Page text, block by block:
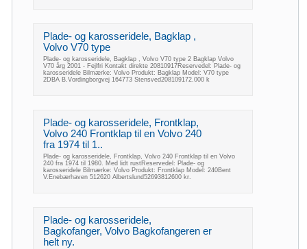
Plade- og karosseridele, Bagklap ,
Volvo V70 type
Plade- og karosseridele, Bagklap , Volvo V70 type 2 Bagklap Volvo
V70 årg 2001 - Fejlfri Kontakt direkte 20810917Reservedel: Plade- og
karosseridele Bilmærke: Volvo Produkt: Bagklap Model: V70 type
2DBA B.Vordingborgvej 164773 Stensved208109172.000 k
Plade- og karosseridele, Frontklap,
Volvo 240 Frontklap til en Volvo 240
fra 1974 til 1..
Plade- og karosseridele, Frontklap, Volvo 240 Frontklap til en Volvo
240 fra 1974 til 1980. Med lidt rustReservedel: Plade- og
karosseridele Bilmærke: Volvo Produkt: Frontklap Model: 240Bent
V.Enebærhaven 512620 Albertslund52693812600 kr.
Plade- og karosseridele,
Bagkofanger, Volvo Bagkofangeren er
helt ny.